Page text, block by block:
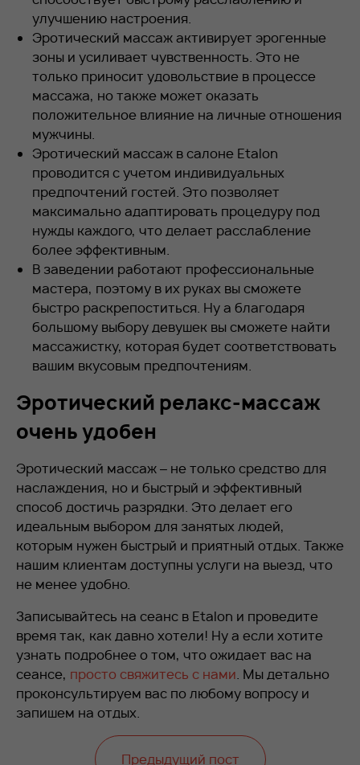
улучшению настроения.
Эротический массаж активирует эрогенные
зоны и усиливает чувственность. Это не
только приносит удовольствие в процессе
массажа, но также может оказать
положительное влияние на личные отношения
мужчины.
Эротический массаж в салоне Etalon
проводится с учетом индивидуальных
предпочтений гостей. Это позволяет
максимально адаптировать процедуру под
нужды каждого, что делает расслабление
более эффективным.
В заведении работают профессиональные
мастера, поэтому в их руках вы сможете
быстро раскрепоститься. Ну а благодаря
большому выбору девушек вы сможете найти
массажистку, которая будет соответствовать
вашим вкусовым предпочтениям.
Эротический релакс-массаж
очень удобен
Эротический массаж – не только средство для
наслаждения, но и быстрый и эффективный
способ достичь разрядки. Это делает его
идеальным выбором для занятых людей,
которым нужен быстрый и приятный отдых. Также
нашим клиентам доступны услуги на выезд, что
не менее удобно.
Записывайтесь на сеанс в Etalon и проведите
время так, как давно хотели! Ну а если хотите
узнать подробнее о том, что ожидает вас на
сеансе, просто свяжитесь с нами. Мы детально
проконсультируем вас по любому вопросу и
запишем на отдых.
Предыдущий пост